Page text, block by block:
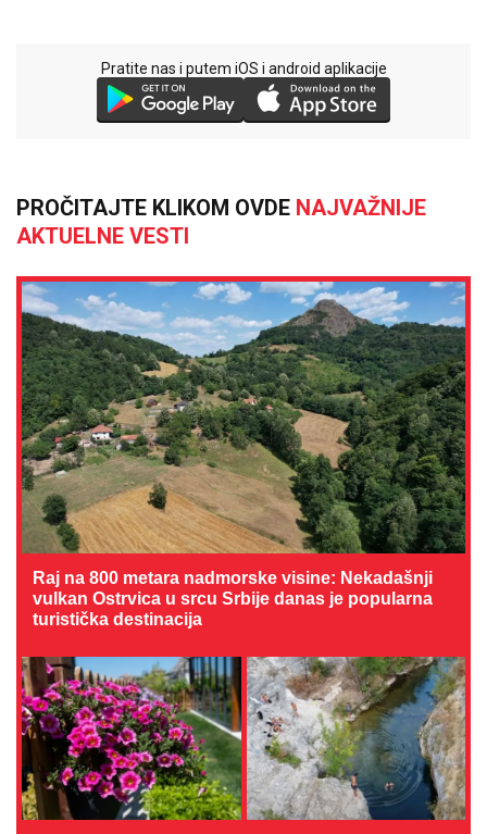
Pratite nas i putem iOS i android aplikacije
PROČITAJTE KLIKOM OVDE NAJVAŽNIJE
AKTUELNE VESTI
Raj na 800 metara nadmorske visine: Nekadašnji
vulkan Ostrvica u srcu Srbije danas je popularna
turistička destinacija